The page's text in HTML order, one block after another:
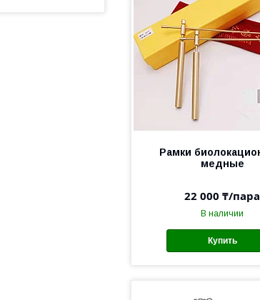
Рамки
медные
22 000 ₸/пара
В наличии
Купить